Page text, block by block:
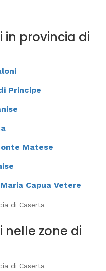
in provincia di
Principe
Matese
Capua Vetere
di Caserta
nelle zone di
di Caserta